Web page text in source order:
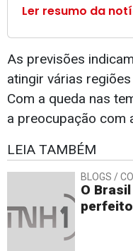
Ler resumo da
As previsões
atingir várias
Com a queda nas
a preocupação com
LEIA TAMBÉM
BLOGS /
O
perfeito